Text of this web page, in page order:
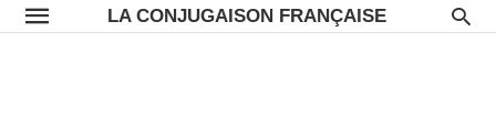
LA CONJUGAISON FRANÇAISE